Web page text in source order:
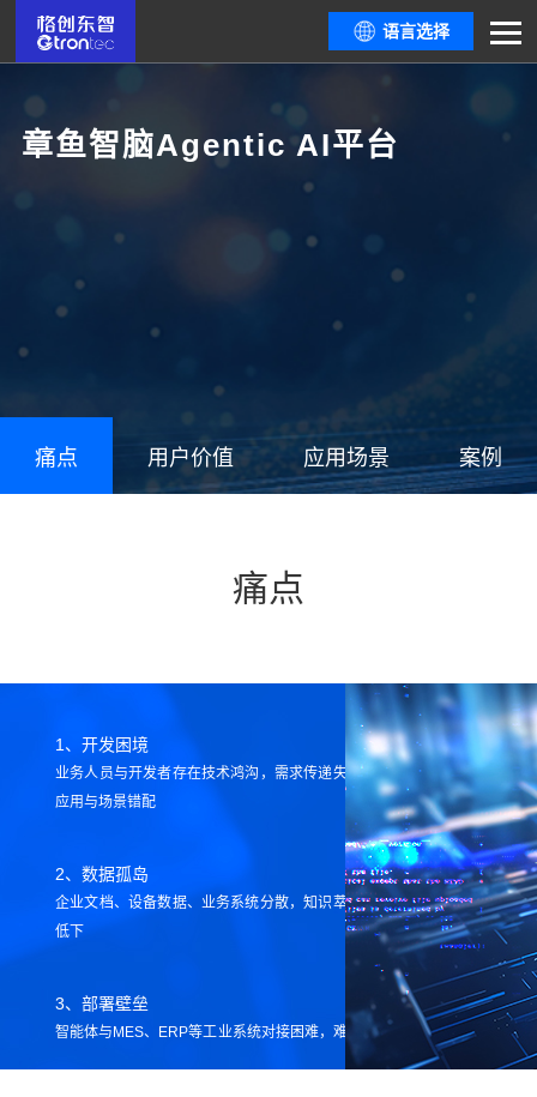
语言选择
章鱼智脑Agentic AI平台
痛点 用户价值 应用场景 案例
痛点
1、开发困境
业务人员与开发者存在技术鸿沟，需求传递失真导致
应用与场景错配
2、数据孤岛
企业文档、设备数据、业务系统分散，知识萃取效率
低下
3、部署壁垒
智能体与MES、ERP等工业系统对接困难，难以形成